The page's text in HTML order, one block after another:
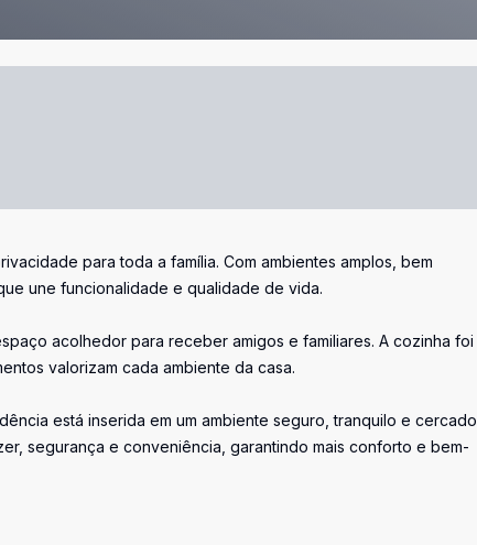
para toda a família. Com ambientes amplos, bem
une funcionalidade e qualidade de vida.
acolhedor para receber amigos e familiares. A cozinha foi
valorizam cada ambiente da casa.
está inserida em um ambiente seguro, tranquilo e cercado
segurança e conveniência, garantindo mais conforto e bem-